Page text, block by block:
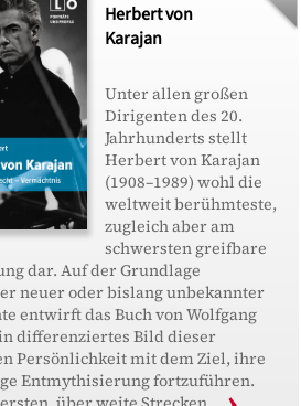
Herbert von
Karajan
Unter allen großen
Dirigenten des 20.
Jahrhunderts stellt
Herbert von Karajan
(1908–1989) wohl die
weltweit berühmteste,
zugleich aber am
schwersten greifbare
dar. Auf der Grundlage
neuer oder bislang unbekannter
entwirft das Buch von Wolfgang
differenziertes Bild dieser
Persönlichkeit mit dem Ziel, ihre
Entmythisierung fortzuführen.